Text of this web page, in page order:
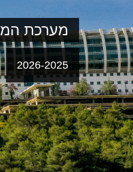
מערכת
2026-2025